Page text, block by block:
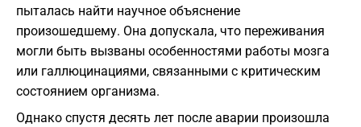
пыталась найти научное объяснение
произошедшему. Она допускала, что переживания
могли быть вызваны особенностями работы мозга
или галлюцинациями, связанными с критическим
состоянием организма.
Однако спустя десять лет после аварии произошла